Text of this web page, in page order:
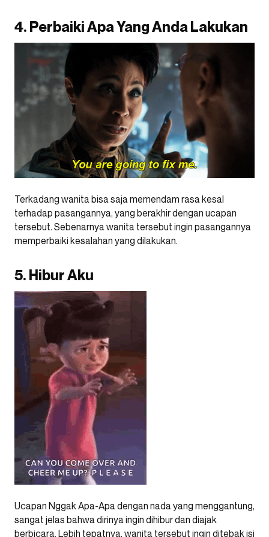
4. Perbaiki Apa Yang Anda Lakukan
Terkadang wanita bisa saja memendam rasa kesal
terhadap pasangannya, yang berakhir dengan ucapan
tersebut. Sebenarnya wanita tersebut ingin pasangannya
memperbaiki kesalahan yang dilakukan.
5. Hibur Aku
Ucapan Nggak Apa-Apa dengan nada yang menggantung,
sangat jelas bahwa dirinya ingin dihibur dan diajak
berbicara. Lebih tepatnya, wanita tersebut ingin ditebak isi